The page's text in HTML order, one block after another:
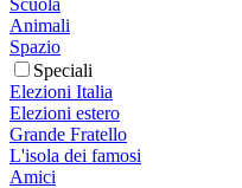
Animali
Spazio
Speciali
Elezioni Italia
Elezioni estero
Grande Fratello
L'isola dei famosi
Amici